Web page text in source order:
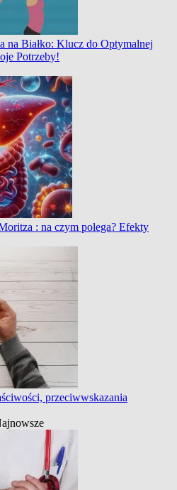
na Białko: Klucz do Optymalnej
Potrzeby!
: na czym polega? Efekty
przeciwwskazania